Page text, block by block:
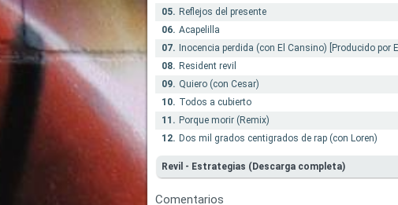
05. Reflejos del presente
06. Acapelilla
07. Inocencia perdida (con El Cansino) [Producido por
08. Resident revil
09. Quiero (con Cesar)
10. Todos a cubierto
11. Porque morir (Remix)
12. Dos mil grados centigrados de rap (con Loren)
Revil - Estrategias (Descarga completa)
Comentarios